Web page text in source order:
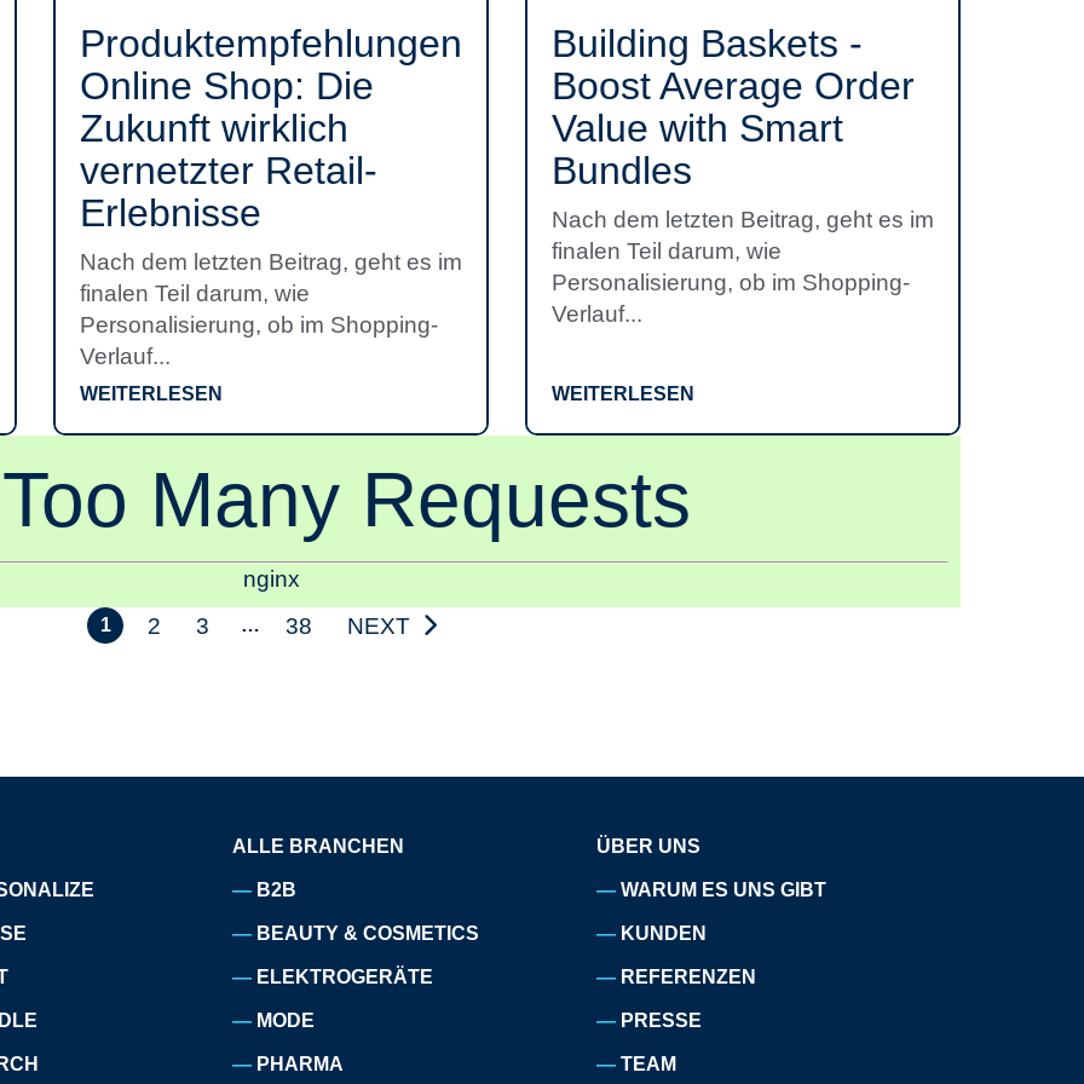
Produkt­empfehlungen
Online Shop: Die
Zukunft wirklich
vernetzter Retail-
Erlebnisse
Nach dem letzten Beitrag, geht es im
finalen Teil darum, wie
Personalisierung, ob im Shopping-
Verlauf...
WEITERLESEN
Building Baskets -
Boost Average Order
Value with Smart
Bundles
Nach dem letzten Beitrag, geht es im
finalen Teil darum, wie
Personalisierung, ob im Shopping-
Verlauf...
WEITERLESEN
Many Requests
nginx
1 2 3 … 38 NEXT
ALLE BRANCHEN
B2B
BEAUTY & COSMETICS
ELEKTROGERÄTE
MODE
PHARMA
ÜBER UNS
WARUM ES UNS GIBT
KUNDEN
REFERENZEN
PRESSE
TEAM